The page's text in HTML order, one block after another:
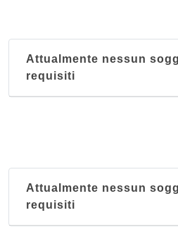
Attualmente nessun
requisiti
Attualmente nessun
requisiti